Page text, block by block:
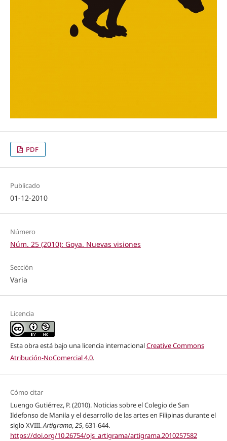
PDF
Publicado
01-12-2010
Número
Núm. 25 (2010): Goya. Nuevas visiones
Sección
Varia
Licencia
Esta obra está bajo una licencia internacionalCreative Commons
Atribución-NoComercial 4.0.
Cómo citar
Luengo Gutiérrez, P. (2010). Noticias sobre el Colegio de San
Ildefonso de Manila y el desarrollo de las artes en Filipinas durante el
siglo XVIII.Artigrama,25, 631-644.
https://doi.org/10.26754/ojs_artigrama/artigrama.2010257582